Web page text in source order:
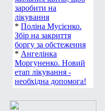
заробити на
лікування
* Поліна Мусієнко.
Збір на закриття
боргу за обстеження
* Ангелінка
Моргуненко. Новий
етап лікування -
необхідна допомога!